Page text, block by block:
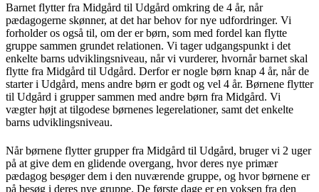
Barnet flytter fra Midgård til Udgård omkring de 4 år, når
pædagogerne skønner, at det har behov for nye udfordringer. Vi
forholder os også til, om der er børn, som med fordel kan flytte
gruppe sammen grundet relationen. Vi tager udgangspunkt i det
enkelte barns udviklingsniveau, når vi vurderer, hvornår barnet skal
flytte fra Midgård til Udgård. Derfor er nogle børn knap 4 år, når de
starter i Udgård, mens andre børn er godt og vel 4 år. Børnene flytter
til Udgård i grupper sammen med andre børn fra Midgård. Vi
vægter højt at tilgodese børnenes legerelationer, samt det enkelte
barns udviklingsniveau.
Når børnene flytter grupper fra Midgård til Udgård, bruger vi 2 uger
på at give dem en glidende overgang, hvor deres nye primær
pædagog besøger dem i den nuværende gruppe, og hvor børnene er
på besøg i deres nye gruppe. De første dage er en voksen fra den